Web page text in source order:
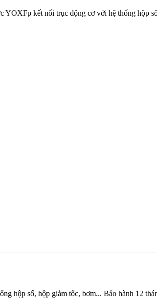
YOXFp kết nối trục động cơ với hệ thống hộp
hộp số, hộp giảm tốc, bơm... Bảo hành 12